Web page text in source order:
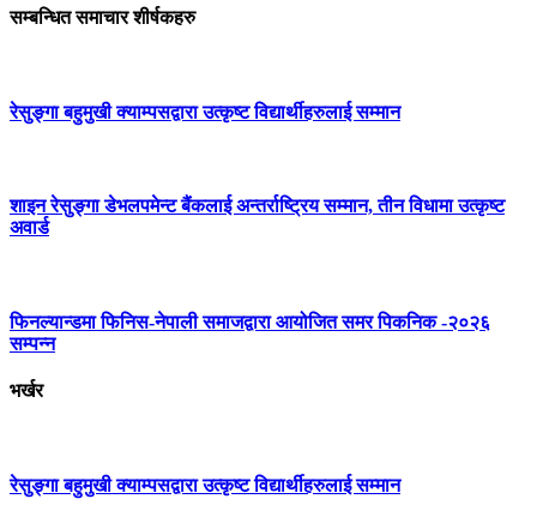
सम्बन्धित समाचार शीर्षकहरु
रेसुङ्गा बहुमुखी क्याम्पसद्वारा उत्कृष्ट विद्यार्थीहरुलाई सम्मान
शाइन रेसुङ्गा डेभलपमेन्ट बैंकलाई अन्तर्राष्ट्रिय सम्मान, तीन विधामा उत्कृष्ट
अवार्ड
फिनल्यान्डमा फिनिस-नेपाली समाजद्वारा आयोजित समर पिकनिक -२०२६
सम्पन्न
भर्खर
रेसुङ्गा बहुमुखी क्याम्पसद्वारा उत्कृष्ट विद्यार्थीहरुलाई सम्मान